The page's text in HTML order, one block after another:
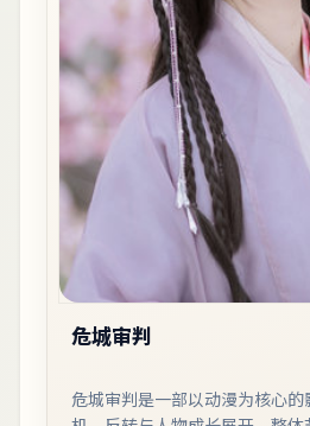
危城审判
危城审判是一部以动漫为核心